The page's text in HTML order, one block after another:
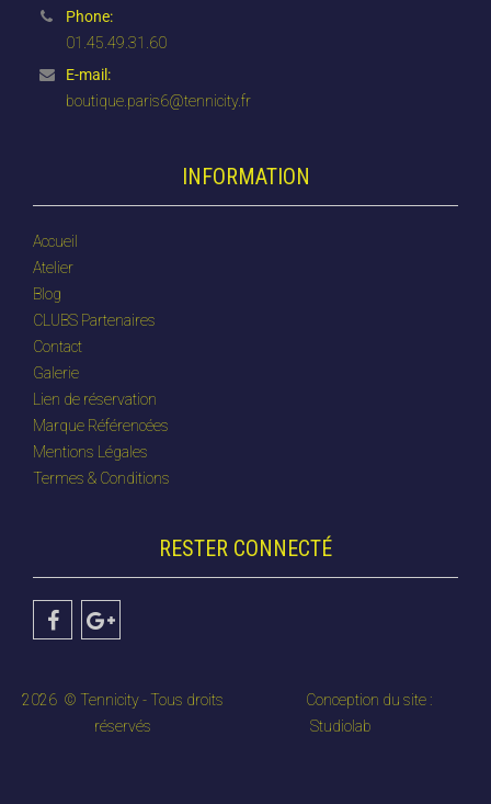
Phone:
01.45.49.31.60
E-mail:
boutique.paris6@tennicity.fr
INFORMATION
Accueil
Atelier
Blog
CLUBS Partenaires
Contact
Galerie
Lien de réservation
Marque Référencées
Mentions Légales
Termes & Conditions
RESTER CONNECTÉ
2026 © Tennicity - Tous droits
réservés
Conception du site :
Studiolab